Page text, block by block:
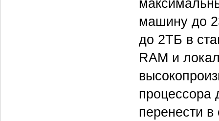
машину до
до 2ТБ в
RAM и
процессора
перенести